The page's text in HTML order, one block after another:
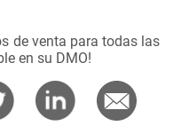
de venta para todas las
en su DMO!